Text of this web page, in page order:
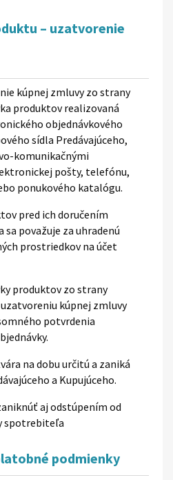
– uzatvorenie
kúpnej zmluvy zo strany
produktov realizovaná
objednávkového
sídla Predávajúceho,
komunikačnými
pošty, telefónu,
ponukového katalógu.
pred ich doručením
sa považuje za uhradenú
prostriedkov na účet
produktov zo strany
kúpnej zmluvy
potvrdenia
na dobu určitú a zaniká
a Kupujúceho.
aj odstúpením od
spotrebiteľa
podmienky